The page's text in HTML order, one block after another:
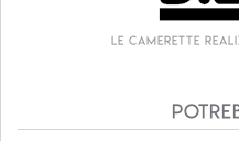
Le camerette